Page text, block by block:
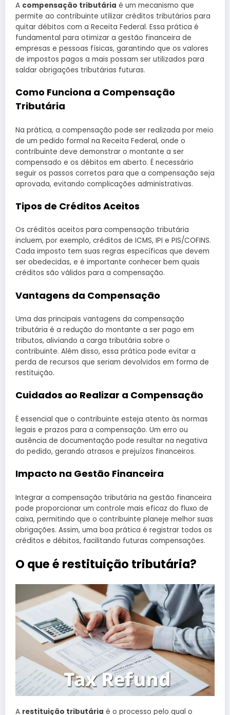
A compensação tributária é um mecanismo que
permite ao contribuinte utilizar créditos tributários para
quitar débitos com a Receita Federal. Essa prática é
fundamental para otimizar a gestão financeira de
empresas e pessoas físicas, garantindo que os valores
de impostos pagos a mais possam ser utilizados para
saldar obrigações tributárias futuras.
Como Funciona a Compensação
Tributária
Na prática, a compensação pode ser realizada por meio
de um pedido formal na Receita Federal, onde o
contribuinte deve demonstrar o montante a ser
compensado e os débitos em aberto. É necessário
seguir os passos corretos para que a compensação seja
aprovada, evitando complicações administrativas.
Tipos de Créditos Aceitos
Os créditos aceitos para compensação tributária
incluem, por exemplo, créditos de ICMS, IPI e PIS/COFINS.
Cada imposto tem suas regras específicas que devem
ser obedecidas, e é importante conhecer bem quais
créditos são válidos para a compensação.
Vantagens da Compensação
Uma das principais vantagens da compensação
tributária é a redução do montante a ser pago em
tributos, aliviando a carga tributária sobre o
contribuinte. Além disso, essa prática pode evitar a
perda de recursos que seriam devolvidos em forma de
restituição.
Cuidados ao Realizar a Compensação
É essencial que o contribuinte esteja atento às normas
legais e prazos para a compensação. Um erro ou
ausência de documentação pode resultar na negativa
do pedido, gerando atrasos e prejuízos financeiros.
Impacto na Gestão Financeira
Integrar a compensação tributária na gestão financeira
pode proporcionar um controle mais eficaz do fluxo de
caixa, permitindo que o contribuinte planeje melhor suas
obrigações. Assim, uma boa prática é registrar todos os
créditos e débitos, facilitando futuras compensações.
O que é restituição tributária?
A restituição tributária é o processo pelo qual o